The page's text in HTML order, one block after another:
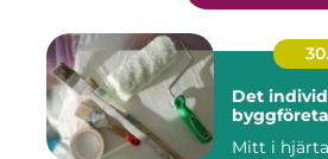
Det
Mitt i